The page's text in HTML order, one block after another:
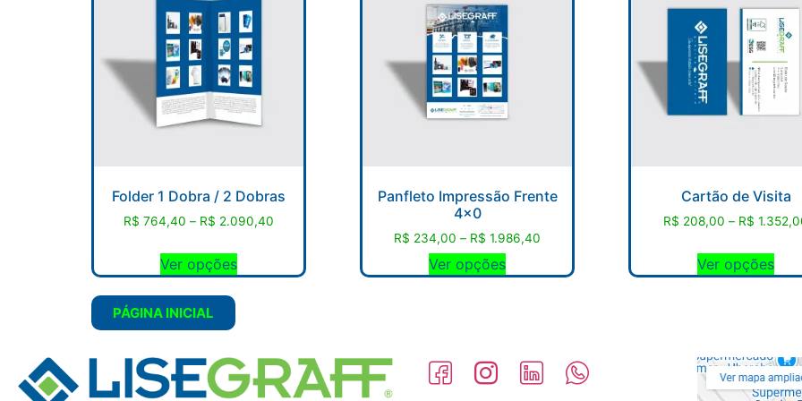
Folder 1 Dobra / 2 Dobras
R$ 764,40 – R$ 2.090,40
Ver opções
Panfleto Impressão Frente
4×0
R$ 234,00 – R$ 1.986,40
Ver opções
Cartão de Visita
R$ 208,00 – R$
Ver opções
PÁGINA INICIAL